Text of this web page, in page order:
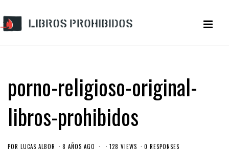
porno-religioso-original-
libros-prohibidos
POR LUCAS ALBOR 8 AÑOS AGO 128 VIEWS 0 RESPONSES